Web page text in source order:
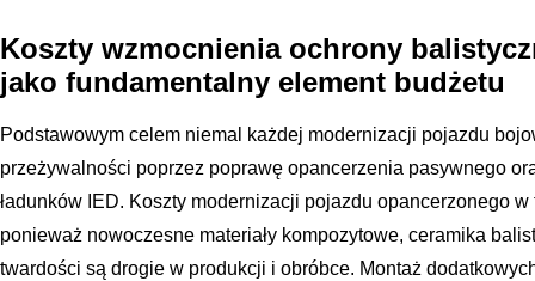
Koszty wzmocnienia ochrony
jako fundamentalny element budżetu
Podstawowym celem niemal każdej modernizacji pojazdu
przeżywalności poprzez poprawę opancerzenia pasywnego
ładunków IED. Koszty modernizacji pojazdu opancerzonego
ponieważ nowoczesne materiały kompozytowe, ceramika
twardości są drogie w produkcji i obróbce. Montaż